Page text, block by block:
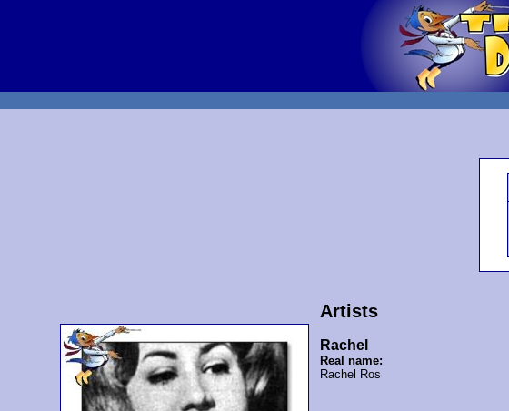
Artists
Rachel
Real name:
Rachel Ros